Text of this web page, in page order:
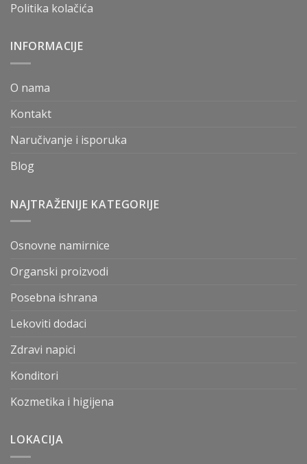
Politika kolačića
INFORMACIJE
O nama
Kontakt
Naručivanje i isporuka
Blog
NAJTRAŽENIJE KATEGORIJE
Osnovne namirnice
Organski proizvodi
Posebna ishrana
Lekoviti dodaci
Zdravi napici
Konditori
Kozmetika i higijena
LOKACIJA